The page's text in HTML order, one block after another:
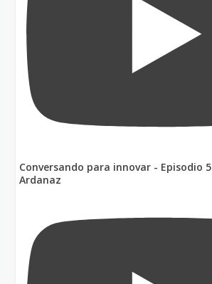
Conversando para innovar - Episodio
Ardanaz